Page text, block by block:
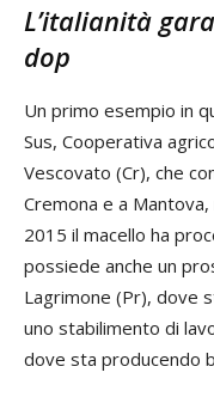
L’italianità
dop
Un primo esempio in
Sus, Cooperativa
Vescovato (Cr), che
Cremona e a
2015 il macello ha
possiede anche un
Lagrimone (Pr), dove
uno stabilimento di
dove sta producendo